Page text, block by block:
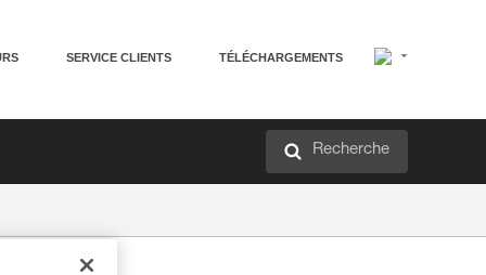
SERVICE CLIENTS TÉLÉCHARGEMENTS
Recherche